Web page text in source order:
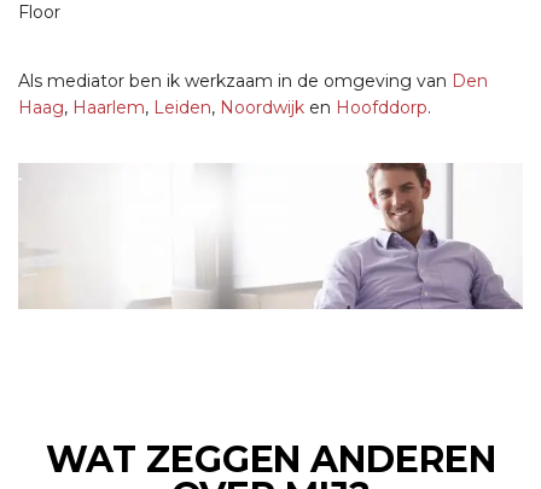
Floor
Als mediator ben ik werkzaam in de omgeving van Den
Haag, Haarlem, Leiden, Noordwijk en Hoofddorp.
WAT ZEGGEN ANDEREN